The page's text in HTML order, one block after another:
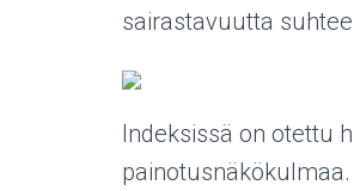
sairastavuutta
Indeksissä on otettu